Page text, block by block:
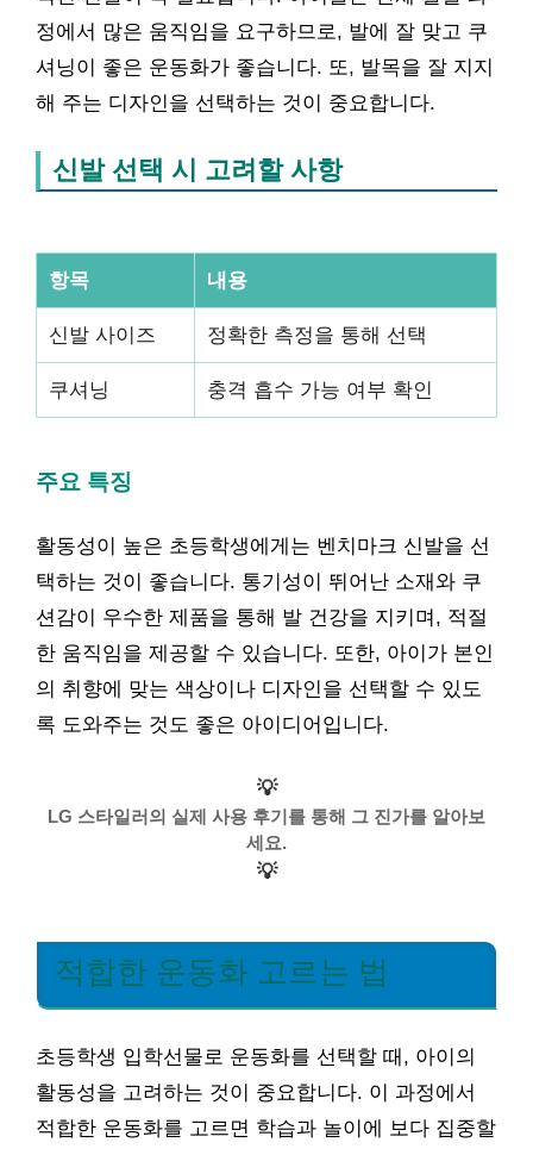
정에서 많은 움직임을 요구하므로, 발에 잘 맞고 쿠
셔닝이 좋은 운동화가 좋습니다. 또, 발목을 잘 지지
해 주는 디자인을 선택하는 것이 중요합니다.
신발 선택 시 고려할 사항
항목 내용
신발 사이즈 정확한 측정을 통해 선택
쿠셔닝 충격 흡수 가능 여부 확인
주요 특징
활동성이 높은 초등학생에게는 벤치마크 신발을 선
택하는 것이 좋습니다. 통기성이 뛰어난 소재와 쿠
션감이 우수한 제품을 통해 발 건강을 지키며, 적절
한 움직임을 제공할 수 있습니다. 또한, 아이가 본인
의 취향에 맞는 색상이나 디자인을 선택할 수 있도
록 도와주는 것도 좋은 아이디어입니다.
💡
LG 스타일러의 실제 사용 후기를 통해 그 진가를 알아보
세요.
💡
적합한 운동화 고르는 법
초등학생 입학선물로 운동화를 선택할 때, 아이의
활동성을 고려하는 것이 중요합니다. 이 과정에서
적합한 운동화를 고르면 학습과 놀이에 보다 집중할